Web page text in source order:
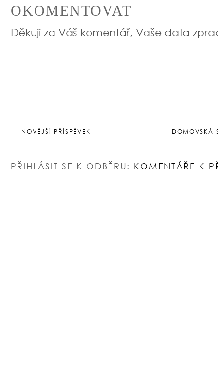
OKOMENTOVAT
Děkuji za Váš komentář, Vaše data
NOVĚJŠÍ PŘÍSPĚVEK DOMOVSKÁ
PŘIHLÁSIT SE K ODBĚRU: KOMENTÁŘE K